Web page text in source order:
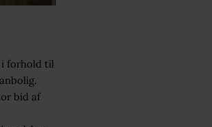
i forhold til
bid af